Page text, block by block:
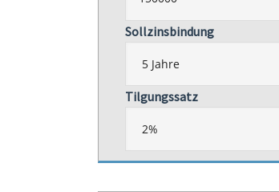
Sollzinsbindung
Tilgungssatz